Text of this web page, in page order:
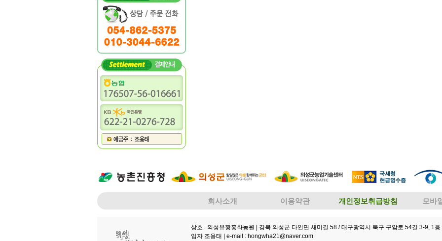
회사소개 이용약관 개인정보취급방침 모바
상호 : 의성유황홍화농원
| 경북 의성군 다인면 새미길 58 / 대구광역시 북구 구암로 54길 3-9, 1
임자 조용태 | e-mail : hongwha21@naver.com